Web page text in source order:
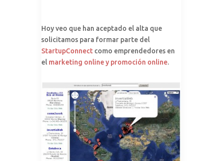
Hoy veo que han aceptado el alta que
solicitamos para formar parte del
StartupConnect como emprendedores en
el marketing online y promoción online.